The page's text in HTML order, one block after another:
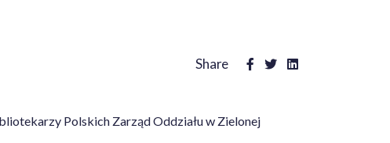
Share
Polskich Zarząd Oddziału w Zielonej